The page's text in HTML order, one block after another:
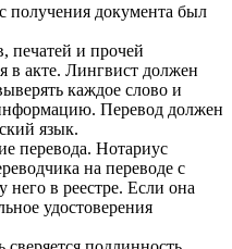
получения документа был
печатей и прочей
в акте. Лингвист должен
каждое слово и
Перевод должен
язык.
перевода. Нотариус
на переводе с
него в реестре. Если она
удостоверения